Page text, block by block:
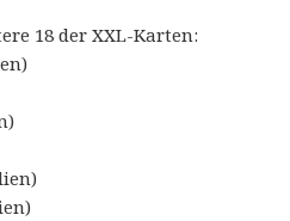
18 der XXL-Karten: